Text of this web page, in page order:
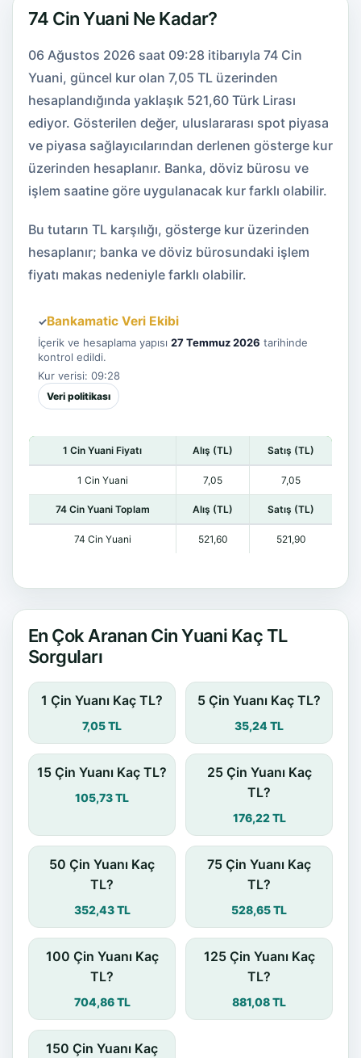
74 Cin Yuani Ne Kadar?
06 Ağustos 2026 saat 09:28 itibarıyla 74 Cin
Yuani, güncel kur olan 7,05 TL üzerinden
hesaplandığında yaklaşık 521,60 Türk Lirası
ediyor. Gösterilen değer, uluslararası spot piyasa
ve piyasa sağlayıcılarından derlenen gösterge kur
üzerinden hesaplanır. Banka, döviz bürosu ve
işlem saatine göre uygulanacak kur farklı olabilir.
Bu tutarın TL karşılığı, gösterge kur üzerinden
hesaplanır; banka ve döviz bürosundaki işlem
fiyatı makas nedeniyle farklı olabilir.
✓Bankamatic Veri Ekibi
İçerik ve hesaplama yapısı 27 Temmuz 2026 tarihinde
kontrol edildi.
Kur verisi: 09:28
Veri politikası
1 Cin Yuani Fiyatı Alış (TL) Satış (TL)
1 Cin Yuani 7,05 7,05
74 Cin Yuani Toplam Alış (TL) Satış (TL)
74 Cin Yuani 521,60 521,90
En Çok Aranan Cin Yuani Kaç TL
Sorguları
1 Çin Yuanı Kaç TL?
7,05 TL
5 Çin Yuanı Kaç TL?
35,24 TL
15 Çin Yuanı Kaç TL?
105,73 TL
25 Çin Yuanı Kaç
TL?
176,22 TL
50 Çin Yuanı Kaç
TL?
352,43 TL
75 Çin Yuanı Kaç
TL?
528,65 TL
100 Çin Yuanı Kaç
TL?
704,86 TL
125 Çin Yuanı Kaç
TL?
881,08 TL
150 Çin Yuanı Kaç